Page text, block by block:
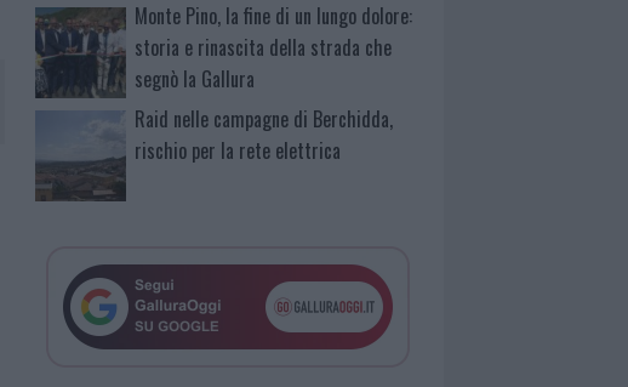
Monte Pino, la fine di un lungo dolore:
storia e rinascita della strada che
segnò la Gallura
Raid nelle campagne di Berchidda,
rischio per la rete elettrica